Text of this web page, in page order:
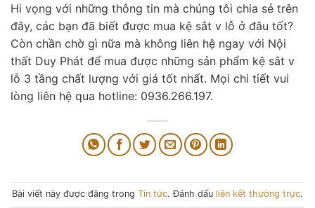
Hi vọng với những thông tin mà chúng tôi chia sẻ trên
đây, các bạn đã biết được mua kệ sắt v lỗ ở đâu tốt?
Còn chần chờ gì nữa mà không liên hệ ngay với Nội
thất Duy Phát để mua được những sản phẩm kệ sắt v
lỗ 3 tầng chất lượng với giá tốt nhất. Mọi chi tiết vui
lòng liên hệ qua hotline: 0936.266.197.
Bài viết này được đăng trong Tin tức. Đánh dấu liên kết thường trực.